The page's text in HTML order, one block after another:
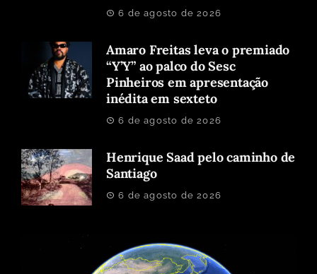
6 de agosto de 2026
Amaro Freitas leva o premiado
“Y’Y” ao palco do Sesc
Pinheiros em apresentação
inédita em sexteto
6 de agosto de 2026
Henrique Saad pelo caminho de
Santiago
6 de agosto de 2026